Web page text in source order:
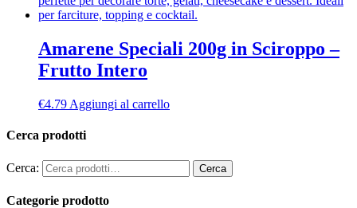
Amarene Speciali 200g in Sciroppo –
Frutto Intero
€4.79 Aggiungi al carrello
Cerca prodotti
Cerca: Cerca
Categorie prodotto